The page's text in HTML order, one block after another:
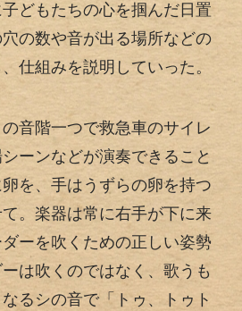
どもたちの心を掴んだ日置
の数や音が出る場所などの
仕組みを説明していった。
音階一つで救急車のサイレ
ーンなどが演奏できること
を、手はうずらの卵を持つ
。楽器は常に右手が下に来
ーを吹くための正しい姿勢
は吹くのではなく、歌うも
るシの音で「トゥ、トゥト